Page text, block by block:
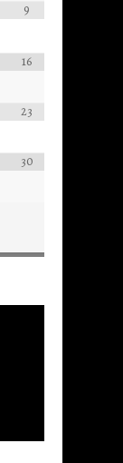
9
16
23
30